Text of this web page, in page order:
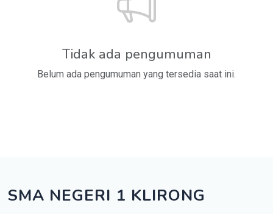
Tidak ada pengumuman
Belum ada pengumuman yang tersedia saat ini.
SMA NEGERI 1 KLIRONG